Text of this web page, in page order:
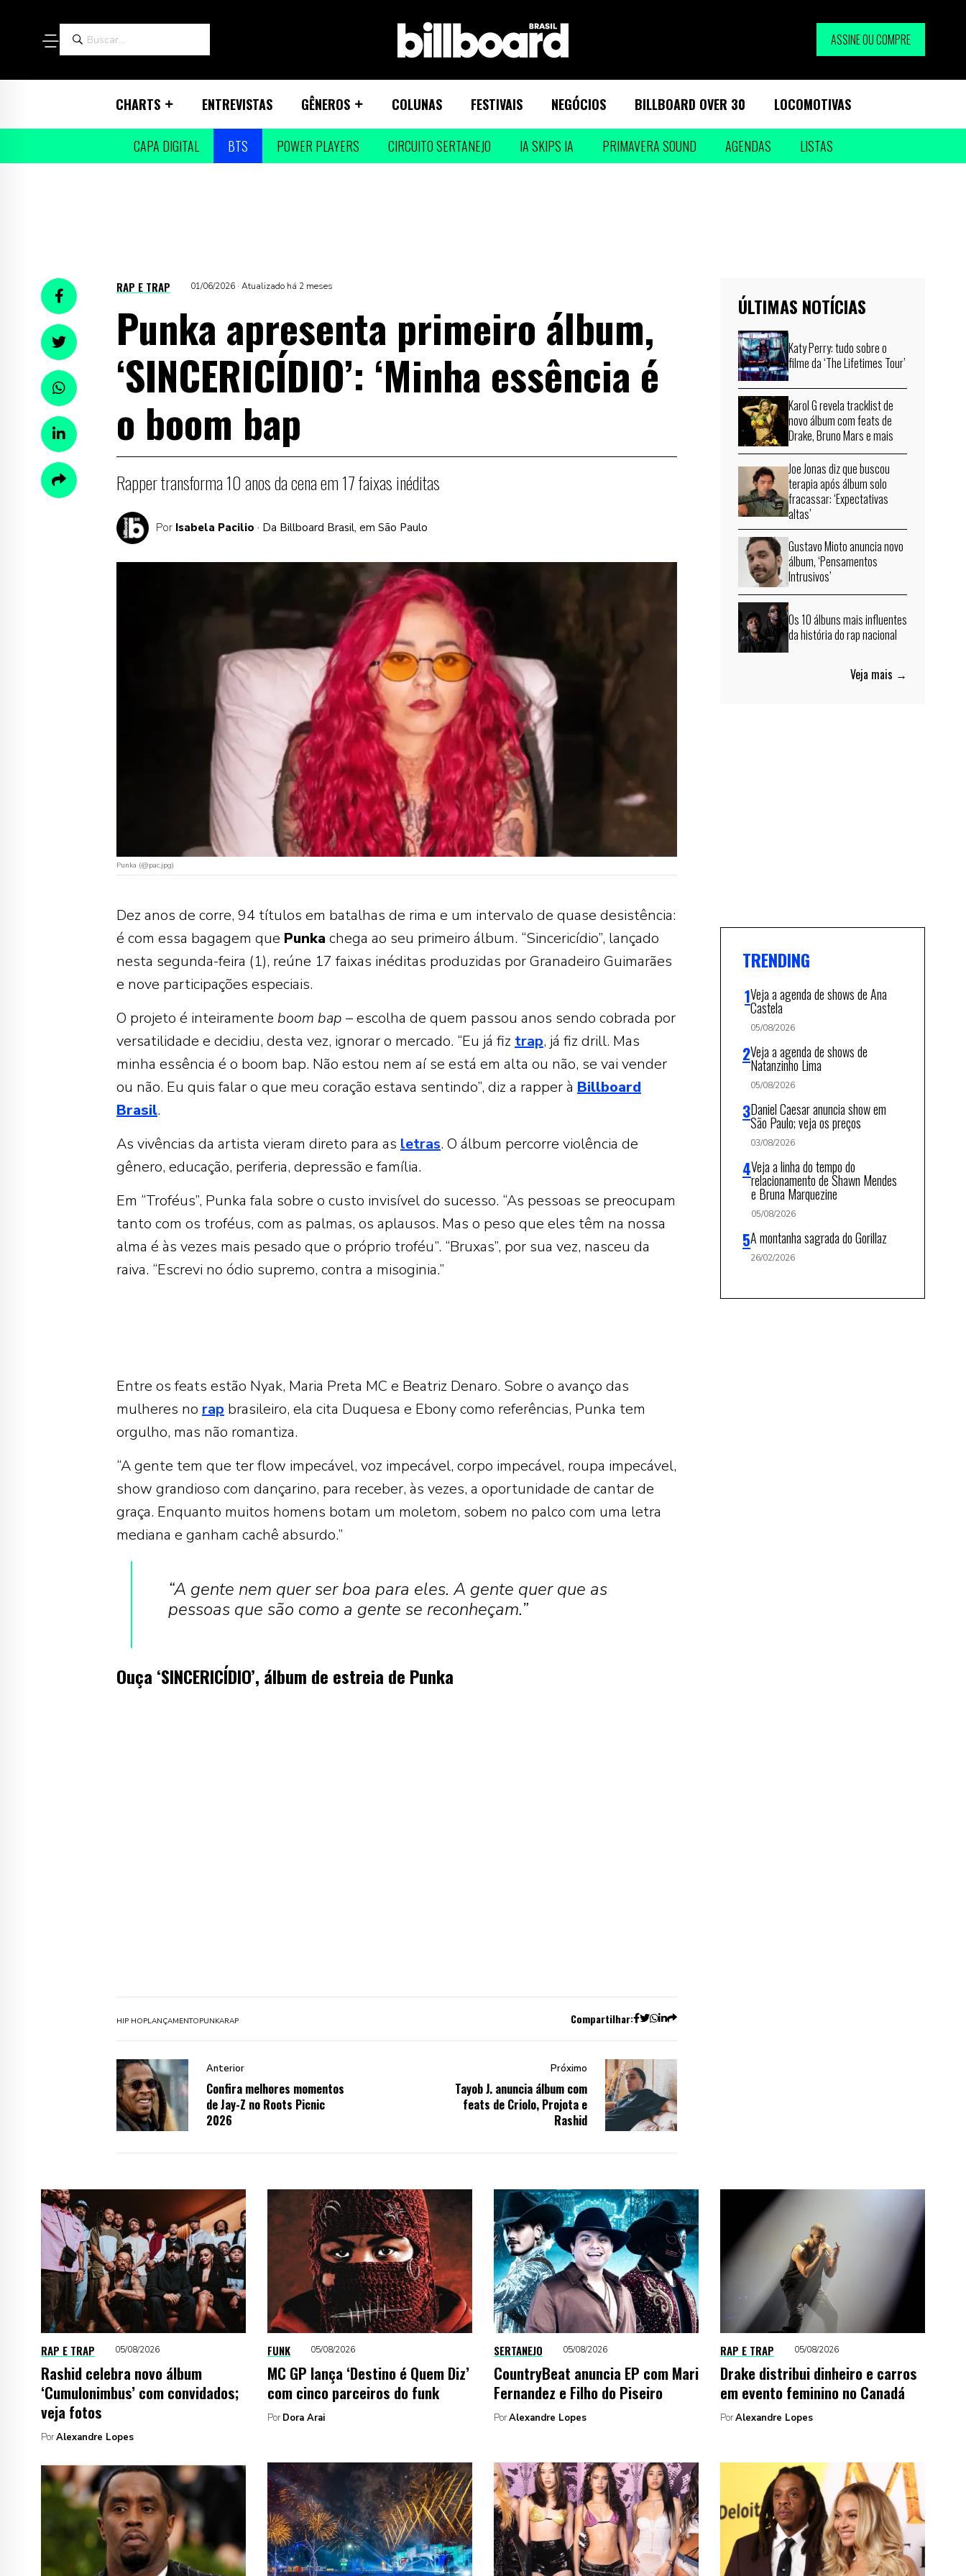
ASSINE OU COMPRE
CHARTS ENTREVISTAS GÊNEROS COLUNAS FESTIVAIS NEGÓCIOS BILLBOARD OVER 30 LOCOMOTIVAS
CAPA DIGITAL BTS POWER PLAYERS CIRCUITO SERTANEJO IA SKIPS IA PRIMAVERA SOUND AGENDAS LISTAS
RAP E TRAP 01/06/2026 · Atualizado há 2 meses
Punka apresenta primeiro álbum,
‘SINCERICÍDIO’: ‘Minha essência é
o boom bap
Rapper transforma 10 anos da cena em 17 faixas inéditas
Por Isabela Pacilio · Da Billboard Brasil, em São Paulo
Punka (@pac.jpg)
Dez anos de corre, 94 títulos em batalhas de rima e um intervalo de quase desistência:
é com essa bagagem que Punka chega ao seu primeiro álbum. “Sincericídio”, lançado
nesta segunda-feira (1), reúne 17 faixas inéditas produzidas por Granadeiro Guimarães
e nove participações especiais.
O projeto é inteiramente boom bap – escolha de quem passou anos sendo cobrada por
versatilidade e decidiu, desta vez, ignorar o mercado. “Eu já fiz trap, já fiz drill. Mas
minha essência é o boom bap. Não estou nem aí se está em alta ou não, se vai vender
ou não. Eu quis falar o que meu coração estava sentindo”, diz a rapper à Billboard
Brasil.
As vivências da artista vieram direto para as letras. O álbum percorre violência de
gênero, educação, periferia, depressão e família.
Em “Troféus”, Punka fala sobre o custo invisível do sucesso. “As pessoas se preocupam
tanto com os troféus, com as palmas, os aplausos. Mas o peso que eles têm na nossa
alma é às vezes mais pesado que o próprio troféu”. “Bruxas”, por sua vez, nasceu da
raiva. “Escrevi no ódio supremo, contra a misoginia.”
Entre os feats estão Nyak, Maria Preta MC e Beatriz Denaro. Sobre o avanço das
mulheres no rap brasileiro, ela cita Duquesa e Ebony como referências, Punka tem
orgulho, mas não romantiza.
“A gente tem que ter flow impecável, voz impecável, corpo impecável, roupa impecável,
show grandioso com dançarino, para receber, às vezes, a oportunidade de cantar de
graça. Enquanto muitos homens botam um moletom, sobem no palco com uma letra
mediana e ganham cachê absurdo.”
“A gente nem quer ser boa para eles. A gente quer que as
pessoas que são como a gente se reconheçam.”
Ouça ‘SINCERICÍDIO’, álbum de estreia de Punka
HIP HOPLANÇAMENTOPUNKARAP Compartilhar:
Anterior
Confira melhores momentos
de Jay-Z no Roots Picnic
2026
Próximo
Tayob J. anuncia álbum com
feats de Criolo, Projota e
Rashid
ÚLTIMAS NOTÍCIAS
Katy Perry: tudo sobre o
filme da ‘The Lifetimes Tour’
Karol G revela tracklist de
novo álbum com feats de
Drake, Bruno Mars e mais
Joe Jonas diz que buscou
terapia após álbum solo
fracassar: ‘Expectativas
altas’
Gustavo Mioto anuncia novo
álbum, ‘Pensamentos
Intrusivos’
Os 10 álbuns mais influentes
da história do rap nacional
Veja mais →
TRENDING
Veja a agenda de shows de Ana
Castela
05/08/2026
Veja a agenda de shows de
Natanzinho Lima
05/08/2026
Daniel Caesar anuncia show em
São Paulo; veja os preços
03/08/2026
Veja a linha do tempo do
relacionamento de Shawn Mendes
e Bruna Marquezine
05/08/2026
A montanha sagrada do Gorillaz
26/02/2026
RAP E TRAP 05/08/2026
Rashid celebra novo álbum
‘Cumulonimbus’ com convidados;
veja fotos
PorAlexandre Lopes
FUNK 05/08/2026
MC GP lança ‘Destino é Quem Diz’
com cinco parceiros do funk
Por Dora Arai
SERTANEJO 05/08/2026
CountryBeat anuncia EP com Mari
Fernandez e Filho do Piseiro
PorAlexandre Lopes
RAP E TRAP 05/08/2026
Drake distribui dinheiro e carros
em evento feminino no Canadá
PorAlexandre Lopes